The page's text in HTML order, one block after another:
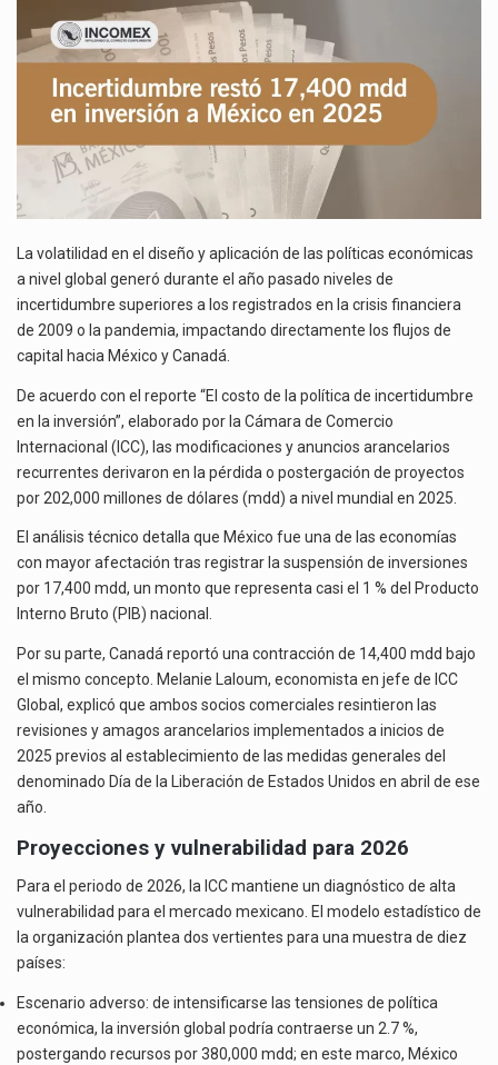
MÉXICO
EN
2025
La volatilidad en el diseño y aplicación de las políticas económicas
a nivel global generó durante el año pasado niveles de
incertidumbre superiores a los registrados en la crisis financiera
de 2009 o la pandemia, impactando directamente los flujos de
capital hacia México y Canadá.
De acuerdo con el reporte “El costo de la política de incertidumbre
en la inversión”, elaborado por la Cámara de Comercio
Internacional (ICC), las modificaciones y anuncios arancelarios
recurrentes derivaron en la pérdida o postergación de proyectos
por 202,000 millones de dólares (mdd) a nivel mundial en 2025.
El análisis técnico detalla que México fue una de las economías
con mayor afectación tras registrar la suspensión de inversiones
por 17,400 mdd, un monto que representa casi el 1 % del Producto
Interno Bruto (PIB) nacional.
Por su parte, Canadá reportó una contracción de 14,400 mdd bajo
el mismo concepto. Melanie Laloum, economista en jefe de ICC
Global, explicó que ambos socios comerciales resintieron las
revisiones y amagos arancelarios implementados a inicios de
2025 previos al establecimiento de las medidas generales del
denominado Día de la Liberación de Estados Unidos en abril de ese
año.
Proyecciones y vulnerabilidad para 2026
Para el periodo de 2026, la ICC mantiene un diagnóstico de alta
vulnerabilidad para el mercado mexicano. El modelo estadístico de
la organización plantea dos vertientes para una muestra de diez
países:
Escenario adverso: de intensificarse las tensiones de política
económica, la inversión global podría contraerse un 2.7 %,
postergando recursos por 380,000 mdd; en este marco, México